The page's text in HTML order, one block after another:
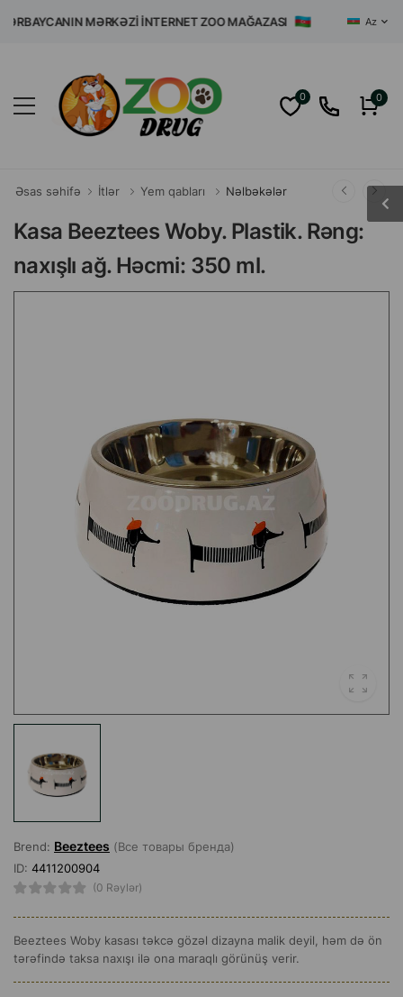
MƏRKƏZI İNTERNET ZOO MAĞAZASI Az
0 0
Əsas səhifə İtlər Yem qabları Nəlbəkələr
Kasa Beeztees Woby. Plastik. Rəng:
naxışlı ağ. Həcmi: 350 ml.
Brend: Beeztees (Все товары бренда)
ID: 4411200904
(0 Rəylər)
Beeztees Woby kasası təkcə gözəl dizayna malik deyil, həm də ön
tərəfində taksa naxışı ilə ona maraqlı görünüş verir.